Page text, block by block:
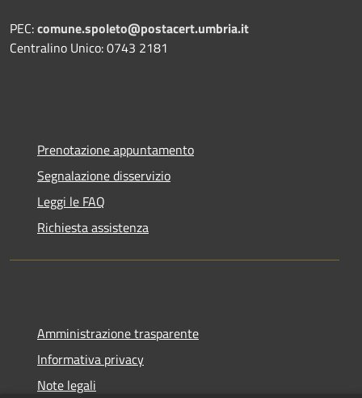
PEC:comune.spoleto@postacert.umbria.it
Centralino Unico: 0743 2181
Prenotazione appuntamento
Segnalazione disservizio
Leggi le FAQ
Richiesta assistenza
Amministrazione trasparente
Informativa privacy
Note legali